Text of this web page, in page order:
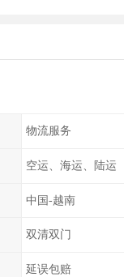
物流服务
空运、海运、陆运
中国-越南
双清双门
延误包赔